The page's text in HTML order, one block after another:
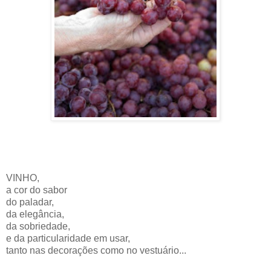
VINHO,
a cor do sabor
do paladar,
da elegância,
da sobriedade,
e da particularidade em usar,
tanto nas decorações como no vestuário...